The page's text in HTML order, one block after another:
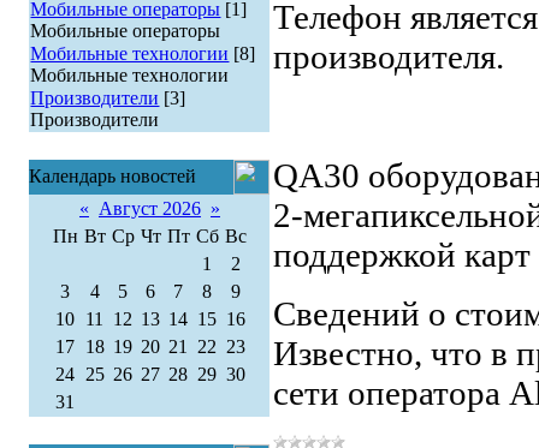
Мобильные операторы [1]
Мобильные операторы
Мобильные технологии [8]
Мобильные технологии
Производители [3]
Производители
Календарь новостей
« Август 2026 »
Пн Вт Ср Чт Пт Сб Вс
1
2
3
4 5 6 7 8
9
10 11 12 13 14 15 16
17 18 19 20 21 22 23
24 25 26 27 28 29 30
31
Телефон
производителя.
QA30
2-
поддержкой
Сведений о
Известно, что в
сети оператора